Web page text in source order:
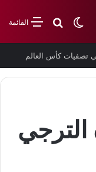
القائمةبحث عن
الوضع المظلم
تصفيات كأس العالم
الترجي